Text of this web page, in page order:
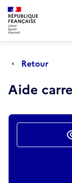
Aller au menu
Retour
Aide
Actions
Retour au début
Panneau de